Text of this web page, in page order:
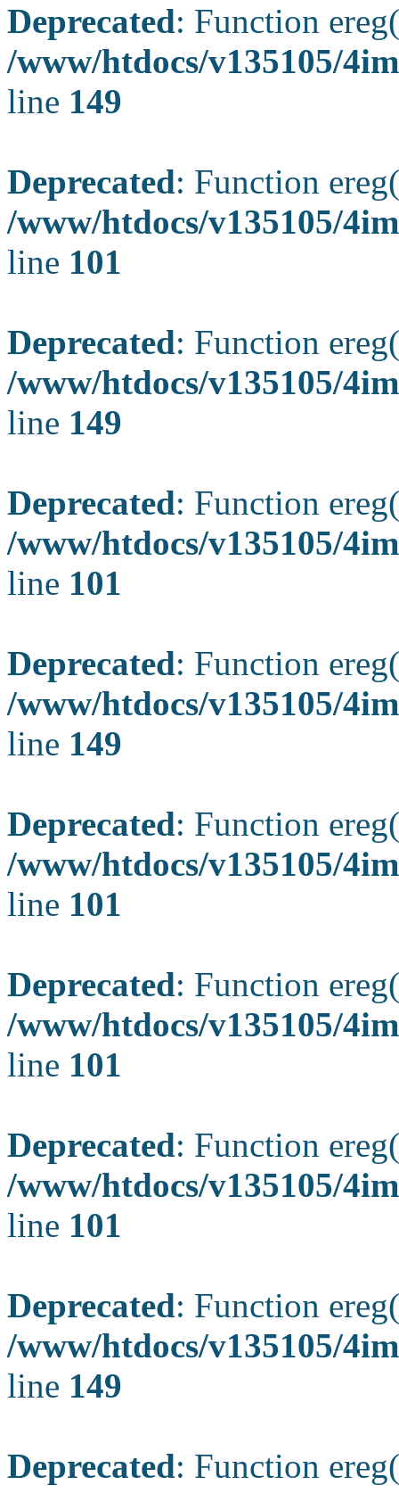
Deprecated: Function
/www/htdocs/v135105/
line 149
Deprecated: Function
/www/htdocs/v135105/
line 101
Deprecated: Function
/www/htdocs/v135105/
line 149
Deprecated: Function
/www/htdocs/v135105/
line 101
Deprecated: Function
/www/htdocs/v135105/
line 149
Deprecated: Function
/www/htdocs/v135105/
line 101
Deprecated: Function
/www/htdocs/v135105/
line 101
Deprecated: Function
/www/htdocs/v135105/
line 101
Deprecated: Function
/www/htdocs/v135105/
line 149
Deprecated: Function